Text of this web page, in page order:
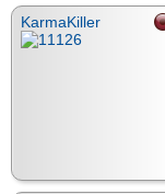
KarmaKiller